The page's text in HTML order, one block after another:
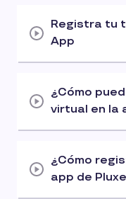
Registra tu
App
¿Cómo
virtual en la
¿Cómo
app de